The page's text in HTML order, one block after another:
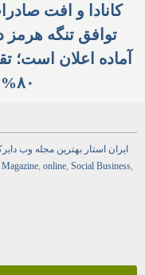
کانادا و افت
توافق تنگه هرمز
آماده اعلان است؛
۸۰% پدافند آمریکا صرف ایران شده
ایران استار بهترین مجله وب
Magazine, online, Social Business,